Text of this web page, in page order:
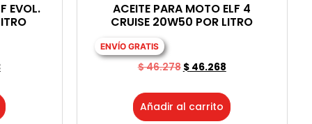
EVOL.
ACEITE PARA MOTO ELF 4
CRUISE 20W50 POR LITRO
ENVÍO GRATIS
$46.278 $46.268
Añadir al carrito